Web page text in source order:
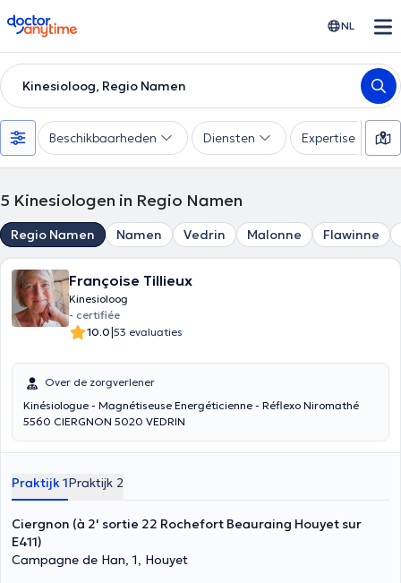
doctoranytime NL
Kinesioloog, Regio Namen
Beschikbaarheden Diensten Expertise
5 Kinesiologen in Regio Namen
Regio Namen Namen Vedrin Malonne Flawinne
Françoise Tillieux
Kinesioloog
- certifiée
10.0|53 evaluaties
Over de zorgverlener
Kinésiologue - Magnétiseuse Energéticienne - Réflexo Niromathé
5560 CIERGNON 5020 VEDRIN
Praktijk 1Praktijk 2
Ciergnon (à 2' sortie 22 Rochefort Beauraing Houyet sur
E411)
Campagne de Han, 1, Houyet